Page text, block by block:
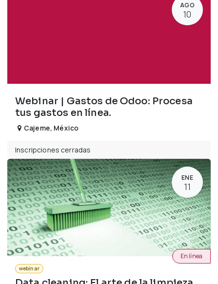
AGO
10
Webinar | Gastos de Odoo: Procesa
tus gastos en línea.
Cajeme, México
Inscripciones cerradas
ENE
11
webinar
En línea